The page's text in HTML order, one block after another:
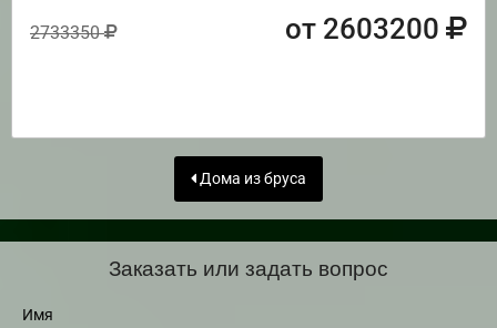
2733350 от 2603200
Дома из бруса
Заказать или задать вопрос
Имя